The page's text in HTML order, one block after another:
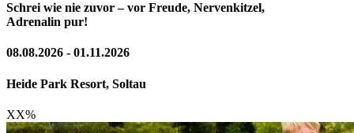
Schrei wie nie zuvor – vor Freude, Nervenkitzel,
Adrenalin pur!
08.08.2026 - 01.11.2026
Heide Park Resort, Soltau
XX%